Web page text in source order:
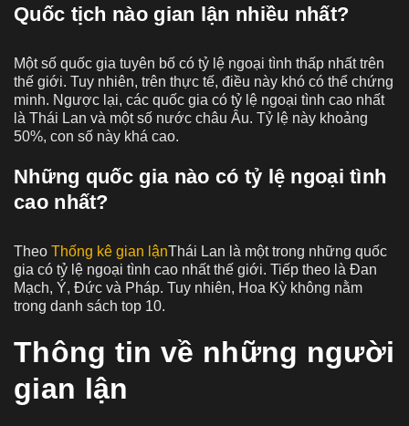
Quốc tịch nào gian lận nhiều nhất?
Một số quốc gia tuyên bố có tỷ lệ ngoại tình thấp nhất trên
thế giới. Tuy nhiên, trên thực tế, điều này khó có thể chứng
minh. Ngược lại, các quốc gia có tỷ lệ ngoại tình cao nhất
là Thái Lan và một số nước châu Âu. Tỷ lệ này khoảng
50%, con số này khá cao.
Những quốc gia nào có tỷ lệ ngoại tình
cao nhất?
Theo Thống kê gian lậnThái Lan là một trong những quốc
gia có tỷ lệ ngoại tình cao nhất thế giới. Tiếp theo là Đan
Mạch, Ý, Đức và Pháp. Tuy nhiên, Hoa Kỳ không nằm
trong danh sách top 10.
Thông tin về những người
gian lận